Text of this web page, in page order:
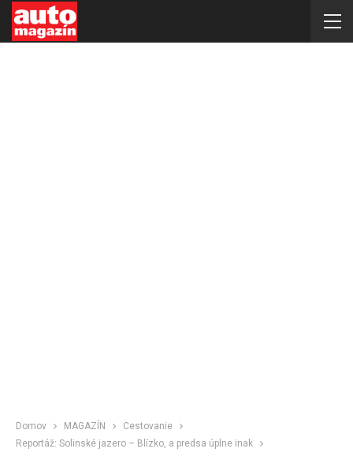
Domov MAGAZÍN
Cestovanie
Reportáž: Solinské jazero – Blízko, a predsa úplne inak